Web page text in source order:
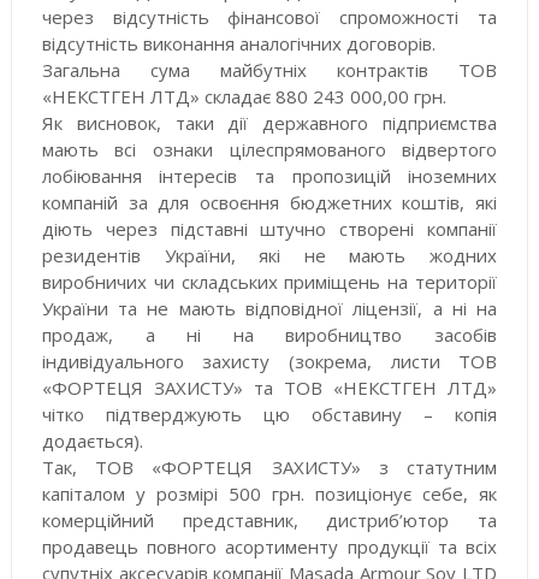
через відсутність фінансової спроможності та
відсутність виконання аналогічних договорів.
Загальна сума майбутніх контрактів ТОВ
«НЕКСТГЕН ЛТД» складає 880 243 000,00 грн.
Як висновок, таки дії державного підприємства
мають всі ознаки цілеспрямованого відвертого
лобіювання інтересів та пропозицій іноземних
компаній за для освоєння бюджетних коштів, які
діють через підставні штучно створені компанії
резидентів України, які не мають жодних
виробничих чи складських приміщень на території
України та не мають відповідної ліцензії, а ні на
продаж, а ні на виробництво засобів
індивідуального захисту (зокрема, листи ТОВ
«ФОРТЕЦЯ ЗАХИСТУ» та ТОВ «НЕКСТГЕН ЛТД»
чітко підтверджують цю обставину – копія
додається).
Так, ТОВ «ФОРТЕЦЯ ЗАХИСТУ» з статутним
капіталом у розмірі 500 грн. позиціонує себе, як
комерційний представник, дистриб’ютор та
продавець повного асортименту продукції та всіх
супутніх аксесуарів компанії Masada Armour Soy LTD